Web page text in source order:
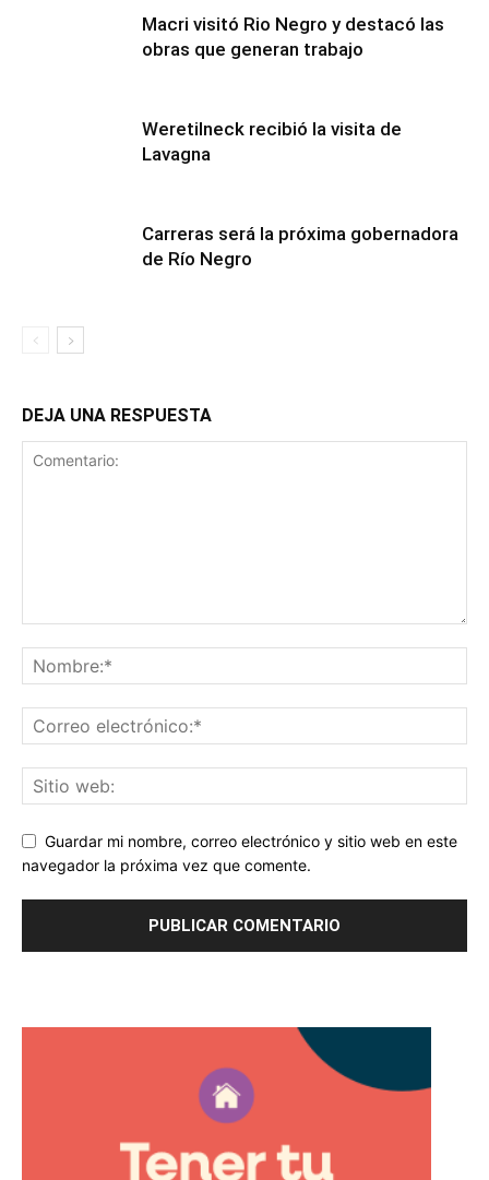
Macri visitó Rio Negro y destacó las
obras que generan trabajo
Weretilneck recibió la visita de
Lavagna
Carreras será la próxima gobernadora
de Río Negro
DEJA UNA RESPUESTA
Guardar mi nombre, correo electrónico y sitio web en este
navegador la próxima vez que comente.